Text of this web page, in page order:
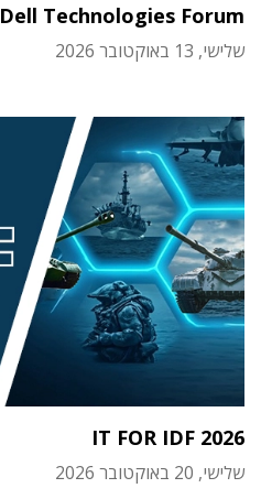
Dell Technologies Forum
שלישי, 13 באוקטובר 2026
IT FOR IDF 2026
שלישי, 20 באוקטובר 2026